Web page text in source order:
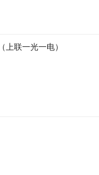
上联一光一电）